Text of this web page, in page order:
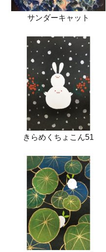
サンダーキャット
きらめくちょこん51